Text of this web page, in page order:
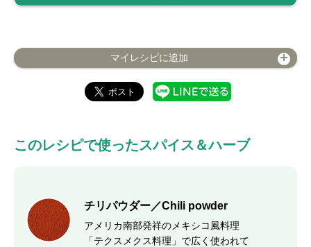
マイレシピに追加
このレシピで使ったスパイス＆ハーブ
チリパウダー／Chili powder
アメリカ南部発祥のメキシコ風料理
「テクスメクス料理」で広く使われて